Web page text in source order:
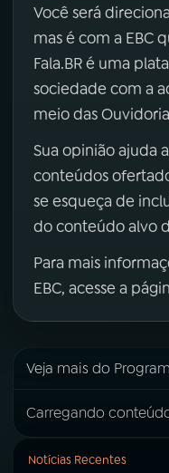
Você será
mas é com a EBC
Fala.BR é uma
sociedade com a
meio das
Sua opinião ajuda
conteúdos
se esqueça de
do conteúdo alvo
Para mais
EBC, acesse a
Veja mais do
Carregando
Notícias Recentes